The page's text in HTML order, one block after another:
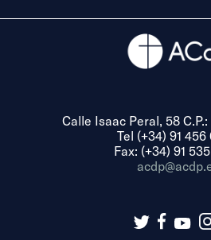
Calle Isaac Peral, 58
Tel (+34) 91 456
Fax: (+34) 91